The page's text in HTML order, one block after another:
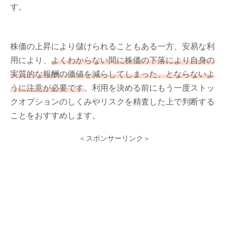
す。
株価の上昇により儲けられることもある一方、安易な利
用により、 よくわからない間に株価の下落により自身の
実質的な報酬の価値を減らしてしまった、とならないよ
うに注意が必要です。利用を決める前にもう一度ストッ
クオプションのしくみやリスクを精査した上で判断する
ことをおすすめします。
＜スポンサーリンク＞